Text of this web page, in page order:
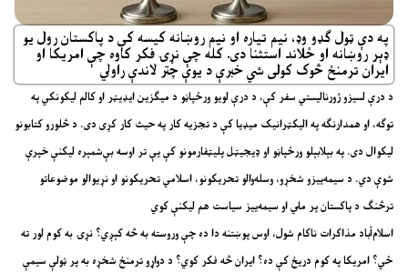
په دې ټول ګډو وډ، نیم تیاره او نیم روښانه کیسه کې د پاکستان رول یو
ډېر روښانه او ځلاند استثنا دی. کله چې نړۍ فکر کاوه چې امریکا او
ایران ترمنځ څوک کولی شي خبرې د یوې چتر لاندې راولي
د درې لسیزو ژورنالیستي سفر کې، د درې لویو ورځپاڼو د میګزین ایډیټر او کالم لیکونکي په
توګه، او همدارنګه په الیکټرانیک میډیا کې د تجزیه کار په حیث کار کړی دی. د څلورو کتابونو
لیکوال دی. په بېلابېلو ورځپاڼو او ډیجیټل پلیټفارمونو کې یې تر اوسه بې‌شمېره لیکنې خپرې
شوې دي. د سیمه‌ییزو شخړو، وسله‌والو تحریکونو، اسلامي تحریکونو او نړیوالو موضوعاتو
ترڅنګ د پاکستان پر ملي او سیمه‌ییز سیاست هم لیکنې کوي
اسلام‌آباد مذاکرات ناکام شول، اوس پوښتنه دا ده چې وروسته به څه کېږي؟ نړۍ به کوم لور ته
ځي؟ امریکا په کوم دریځ کې ده؟ ایران څه فکر کوي؟ د دواړو ترمنځ شخړه به پر ټولې سیمې